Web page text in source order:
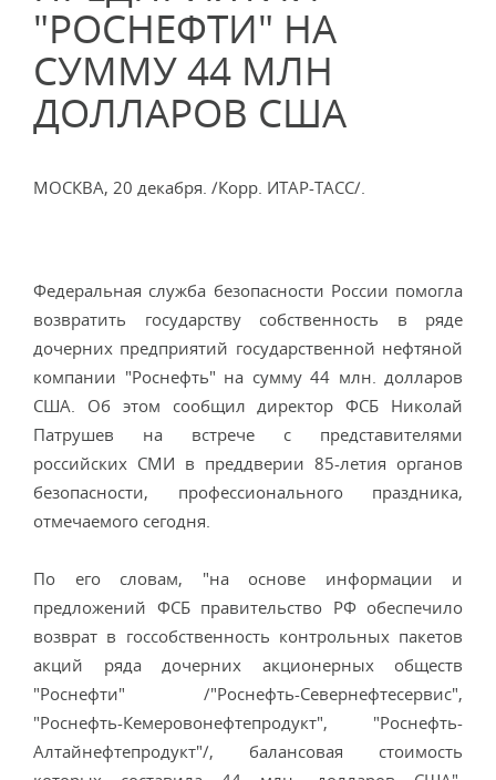
"РОСНЕФТИ" НА
СУММУ 44 МЛН
ДОЛЛАРОВ США
МОСКВА, 20 декабря. /Корр. ИТАР-ТАСС/.
Федеральная служба безопасности России помогла
возвратить государству собственность в ряде
дочерних предприятий государственной нефтяной
компании "Роснефть" на сумму 44 млн. долларов
США. Об этом сообщил директор ФСБ Николай
Патрушев на встрече с представителями
российских СМИ в преддверии 85-летия органов
безопасности, профессионального праздника,
отмечаемого сегодня.
По его словам, "на основе информации и
предложений ФСБ правительство РФ обеспечило
возврат в госсобственность контрольных пакетов
акций ряда дочерних акционерных обществ
"Роснефти" /"Роснефть-Севернефтесервис",
"Роснефть-Кемеровонефтепродукт", "Роснефть-
Алтайнефтепродукт"/, балансовая стоимость